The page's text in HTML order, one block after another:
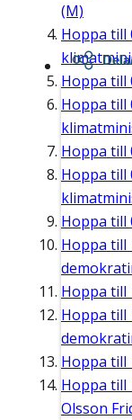
(M)
Hoppa till
Hoppa till
Hoppa till
Hoppa till
Hoppa till
Hoppa till
Hoppa till
Hoppa till
Hoppa till
Hoppa till
Hoppa till
Olsson